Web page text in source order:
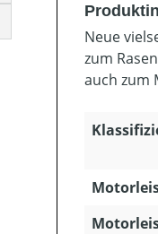
Neue
zum
auch zum